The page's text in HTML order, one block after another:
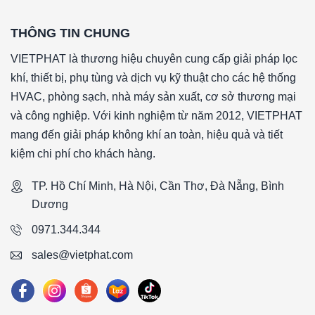
THÔNG TIN CHUNG
VIETPHAT là thương hiệu chuyên cung cấp giải pháp lọc
khí, thiết bị, phụ tùng và dịch vụ kỹ thuật cho các hệ thống
HVAC, phòng sạch, nhà máy sản xuất, cơ sở thương mại
và công nghiệp. Với kinh nghiệm từ năm 2012, VIETPHAT
mang đến giải pháp không khí an toàn, hiệu quả và tiết
kiệm chi phí cho khách hàng.
TP. Hồ Chí Minh, Hà Nội, Cần Thơ, Đà Nẵng, Bình
Dương
0971.344.344
sales@vietphat.com